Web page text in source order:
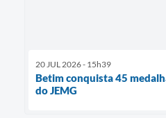
20 JUL 2026 - 15h39
Betim conquista 45
do JEMG